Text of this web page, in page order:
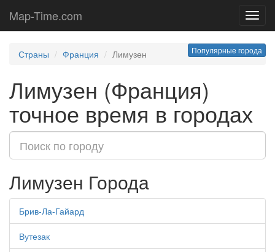
Map-Time.com
Популярные города
Страны Франция Лимузен
Лимузен (Франция)
точное время в городах
Лимузен Города
Брив-Ла-Гайард
Вутезак